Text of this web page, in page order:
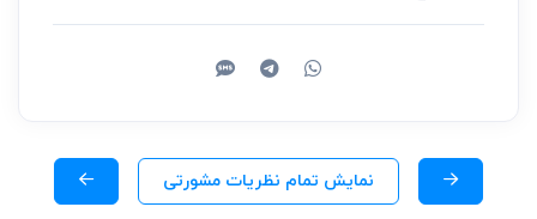
نمایش تمام نظریات مشورتی